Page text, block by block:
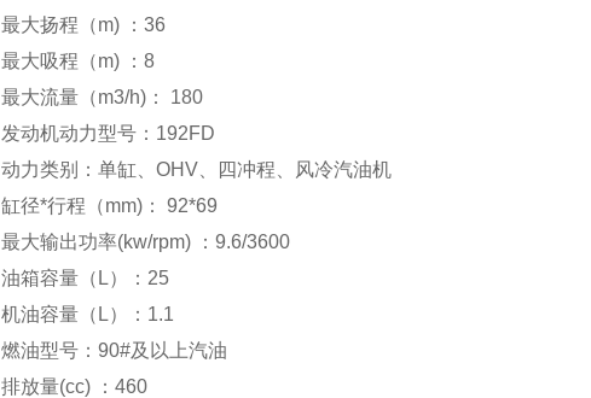
最大扬程（m) ：36
最大吸程（m) ：8
最大流量（m3/h)： 180
发动机动力型号：192FD
动力类别：单缸、OHV、四冲程、风冷汽油机
缸径*行程（mm)： 92*69
最大输出功率(kw/rpm) ：9.6/3600
油箱容量（L）：25
机油容量（L）：1.1
燃油型号：90#及以上汽油
排放量(cc) ：460